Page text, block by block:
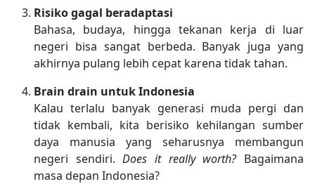
Risiko gagal beradaptasi
Bahasa, budaya, hingga tekanan kerja di luar
negeri bisa sangat berbeda. Banyak juga yang
akhirnya pulang lebih cepat karena tidak tahan.
Brain drain untuk Indonesia
Kalau terlalu banyak generasi muda pergi dan
tidak kembali, kita berisiko kehilangan sumber
daya manusia yang seharusnya membangun
negeri sendiri.Does it really worth? Bagaimana
masa depan Indonesia?